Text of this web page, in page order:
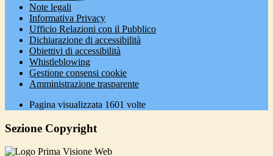
Note legali
Informativa Privacy
Ufficio Relazioni con il Pubblico
Dichiarazione di accessibilità
Obiettivi di accessibilità
Whistleblowing
Gestione consensi cookie
Amministrazione trasparente
Pagina visualizzata 1601 volte
Sezione Copyright